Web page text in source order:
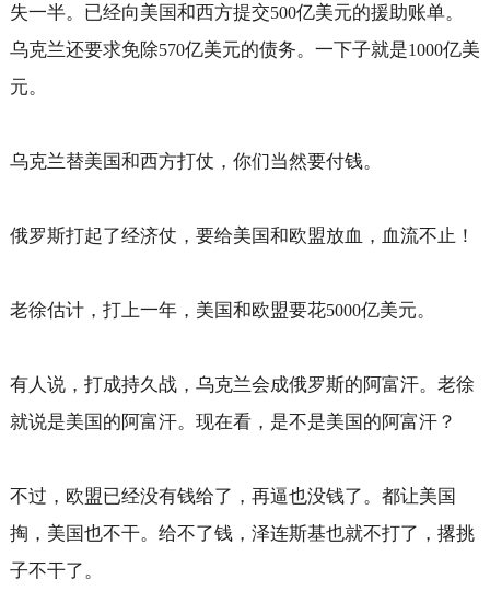
失一半。已经向美国和西方提交500亿美元的援助账单。
乌克兰还要求免除570亿美元的债务。一下子就是1000亿美
元。
乌克兰替美国和西方打仗，你们当然要付钱。
俄罗斯打起了经济仗，要给美国和欧盟放血，血流不止！
老徐估计，打上一年，美国和欧盟要花5000亿美元。
有人说，打成持久战，乌克兰会成俄罗斯的阿富汗。老徐
就说是美国的阿富汗。现在看，是不是美国的阿富汗？
不过，欧盟已经没有钱给了，再逼也没钱了。都让美国
掏，美国也不干。给不了钱，泽连斯基也就不打了，撂挑
子不干了。